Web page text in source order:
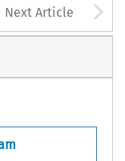
Next Article